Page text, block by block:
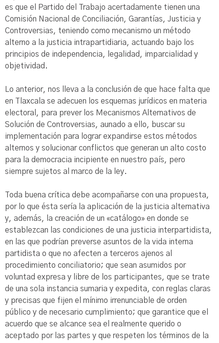
es que el Partido del Trabajo acertadamente tienen una
Comisión Nacional de Conciliación, Garantías, Justicia y
Controversias, teniendo como mecanismo un método
alterno a la justicia intrapartidiaria, actuando bajo los
principios de independencia, legalidad, imparcialidad y
objetividad.
Lo anterior, nos lleva a la conclusión de que hace falta que
en Tlaxcala se adecuen los esquemas jurídicos en materia
electoral, para prever los Mecanismos Alternativos de
Solución de Controversias, aunado a ello, buscar su
implementación para lograr expandirse estos métodos
alternos y solucionar conflictos que generan un alto costo
para la democracia incipiente en nuestro país, pero
siempre sujetos al marco de la ley.
Toda buena crítica debe acompañarse con una propuesta,
por lo que ésta sería la aplicación de la justicia alternativa
y, además, la creación de un «catálogo» en donde se
establezcan las condiciones de una justicia interpartidista,
en las que podrían preverse asuntos de la vida interna
partidista o que no afecten a terceros ajenos al
procedimiento conciliatorio; que sean asumidos por
voluntad expresa y libre de los participantes, que se trate
de una sola instancia sumaria y expedita, con reglas claras
y precisas que fijen el mínimo irrenunciable de orden
público y de necesario cumplimiento; que garantice que el
acuerdo que se alcance sea el realmente querido o
aceptado por las partes y que respeten los términos de la